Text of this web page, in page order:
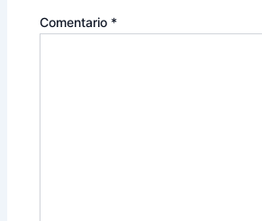
Comentario *